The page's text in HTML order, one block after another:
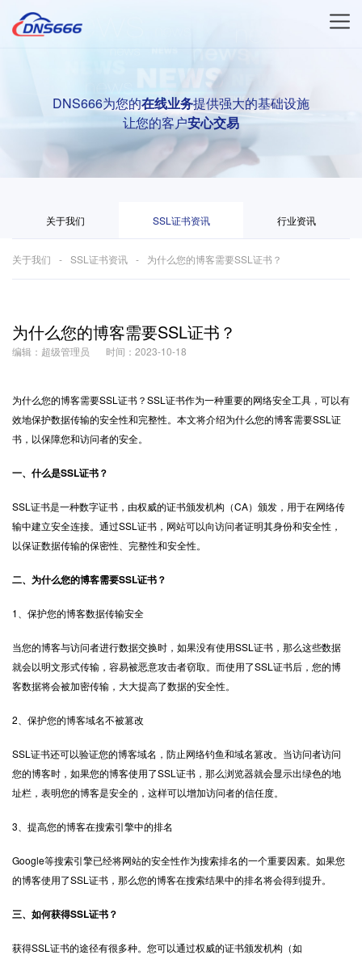
DNS666为您的在线业务提供强大的基础设施
让您的客户安心交易
关于我们 SSL证书资讯 行业资讯
关于我们 SSL证书资讯 为什么您的博客需要SSL证书？
为什么您的博客需要SSL证书？
编辑：超级管理员 时间：2023-10-18
为什么您的博客需要SSL证书？SSL证书作为一种重要的网络安全工具，可以有
效地保护数据传输的安全性和完整性。本文将介绍为什么您的博客需要SSL证
书，以保障您和访问者的安全。
一、什么是SSL证书？
SSL证书是一种数字证书，由权威的证书颁发机构（CA）颁发，用于在网络传
输中建立安全连接。通过SSL证书，网站可以向访问者证明其身份和安全性，
以保证数据传输的保密性、完整性和安全性。
二、为什么您的博客需要SSL证书？
1、保护您的博客数据传输安全
当您的博客与访问者进行数据交换时，如果没有使用SSL证书，那么这些数据
就会以明文形式传输，容易被恶意攻击者窃取。而使用了SSL证书后，您的博
客数据将会被加密传输，大大提高了数据的安全性。
2、保护您的博客域名不被篡改
SSL证书还可以验证您的博客域名，防止网络钓鱼和域名篡改。当访问者访问
您的博客时，如果您的博客使用了SSL证书，那么浏览器就会显示出绿色的地
址栏，表明您的博客是安全的，这样可以增加访问者的信任度。
3、提高您的博客在搜索引擎中的排名
Google等搜索引擎已经将网站的安全性作为搜索排名的一个重要因素。如果您
的博客使用了SSL证书，那么您的博客在搜索结果中的排名将会得到提升。
三、如何获得SSL证书？
获得SSL证书的途径有很多种。您可以通过权威的证书颁发机构（如